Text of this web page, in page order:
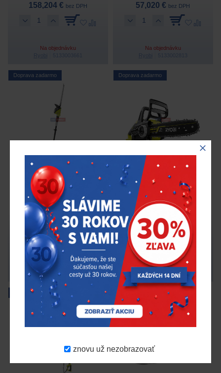
znovu už nezobrazovať
158,204 € bez DPH
Na objednávku
57,020 € bez DPH
Na objednávku
Doprava zadarmo
Ryobi 5133002523
OPT1845 akumulátorový
18V tyčový plotostrih,
dĺžka lišty 45cm – bez
batérie
104,245 € bez DPH
Na objednávku
Doprava zadarmo
Ryobi 5133003830
RCS18X3050F
bezuhlíková
akumulátorová reťazová
píla 18V, dĺžka lišty 30cm –
s batériou (1x5.0Ah)
215,551 € bez DPH
Na objednávku
Doprava zadarmo